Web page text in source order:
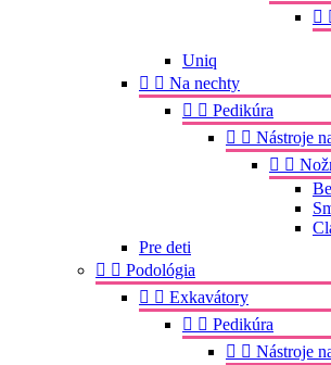

Uniq
  Na nechty
  Pedikúra
  Nástroje
 
Pre deti
  Podológia
  Exkavátory
  Pedikúra
  Nástroje